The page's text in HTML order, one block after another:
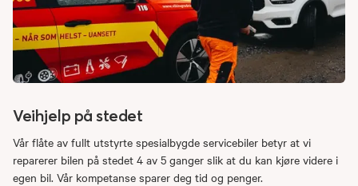
Veihjelp på stedet
Vår flåte av fullt utstyrte spesialbygde servicebiler betyr at vi
reparerer bilen på stedet 4 av 5 ganger slik at du kan kjøre videre i
egen bil. Vår kompetanse sparer deg tid og penger.